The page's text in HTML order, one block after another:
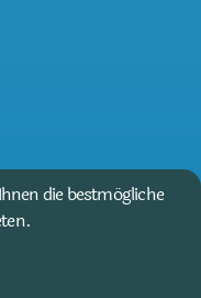
die bestmögliche